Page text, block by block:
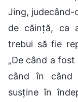
Jing, judecând-
de căință, ca
trebui să fie
„De când a
când în când
susține în